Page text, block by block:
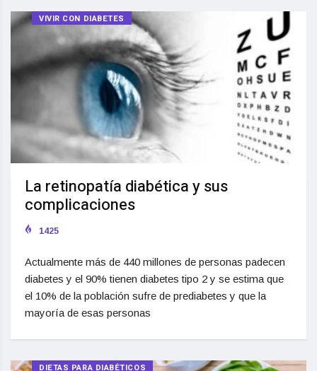
VIVIR CON DIABETES
La retinopatía diabética y sus
complicaciones
1425
Actualmente más de 440 millones de personas padecen
diabetes y el 90% tienen diabetes tipo 2 y se estima que
el 10% de la población sufre de prediabetes y que la
mayoría de esas personas
DIETAS PARA DIABÉTICOS